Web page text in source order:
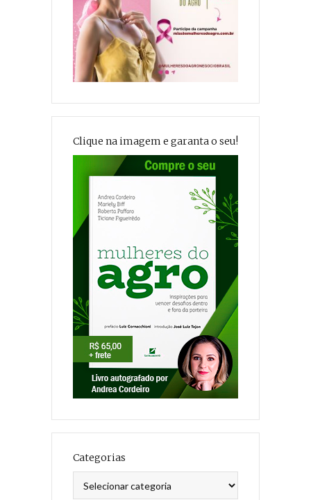
Clique na imagem e garanta o seu!
Categorias